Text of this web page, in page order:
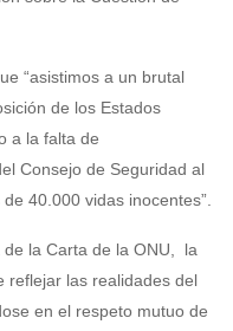
“asistimos a un brutal
de los Estados
a la falta de
Consejo de Seguridad al
40.000 vidas inocentes”.
de la Carta de la ONU, la
reflejar las realidades del
en el respeto mutuo de